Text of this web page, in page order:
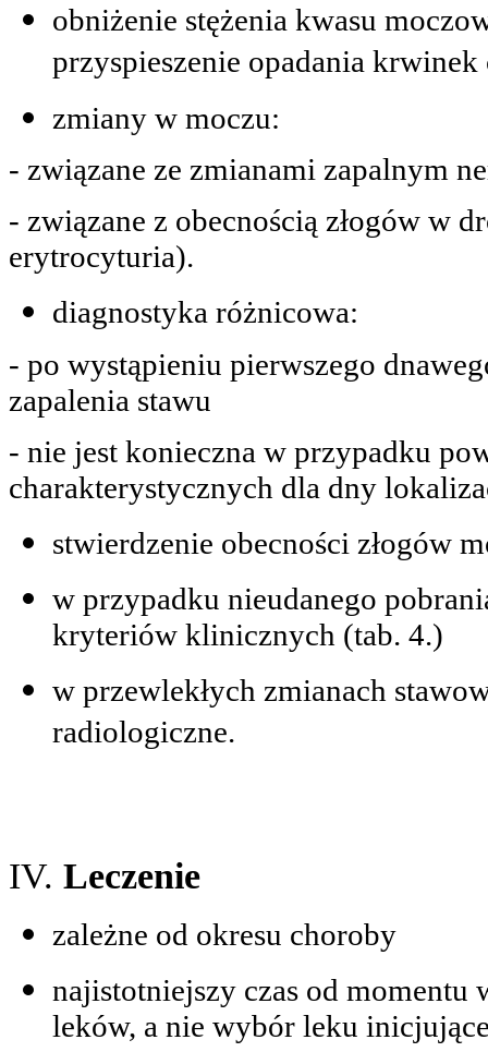
obniżenie stężenia kwasu
przyspieszenie opadania
zmiany w moczu:
- związane ze zmianami zapalnym
- związane z obecnością złogów w
erytrocyturia).
diagnostyka różnicowa:
- po wystąpieniu pierwszego
zapalenia stawu
- nie jest konieczna w przypadku
charakterystycznych dla dny
stwierdzenie obecności złogów
w przypadku nieudanego
kryteriów klinicznych (tab. 4.)
w przewlekłych zmianach
radiologiczne.
IV. Leczenie
zależne od okresu choroby
najistotniejszy czas od momentu
leków, a nie wybór leku